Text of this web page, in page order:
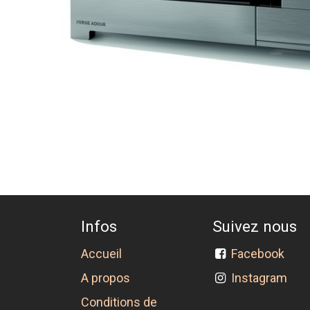
Infos
Accueil
A propos
Conditions de
Suivez nous
Facebook
Instagram